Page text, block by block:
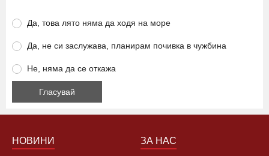
Да, това лято няма да ходя на море
Да, не си заслужава, планирам почивка в чужбина
Не, няма да се откажа
НОВИНИ ЗА НАС